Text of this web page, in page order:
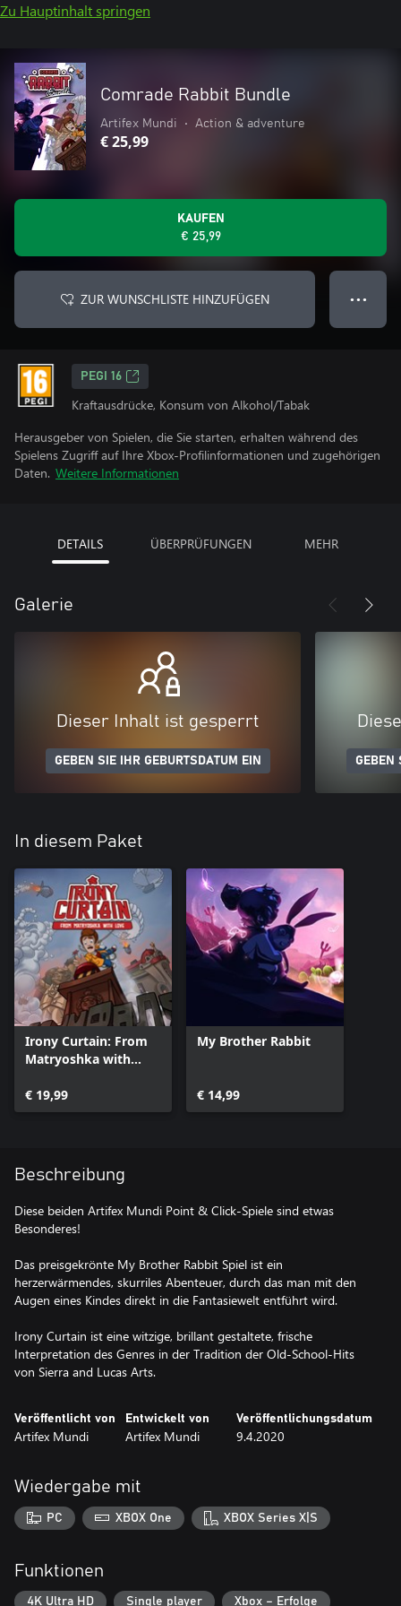
Zu Hauptinhalt springen
Comrade Rabbit Bundle
Artifex Mundi • Action & adventure
€ 25,99
KAUFEN
€ 25,99
ZUR WUNSCHLISTE HINZUFÜGEN ● ● ●
PEGI 16
Kraftausdrücke, Konsum von Alkohol/Tabak
Herausgeber von Spielen, die Sie starten, erhalten während des
Spielens Zugriff auf Ihre Xbox-Profilinformationen und zugehörigen
Daten. Weitere Informationen
DETAILS ÜBERPRÜFUNGEN MEHR
Galerie
Dieser Inhalt ist gesperrt
GEBEN SIE IHR GEBURTSDATUM EIN GEBEN
In diesem Paket
Irony Curtain: From
Matryoshka with
€ 19,99
My Brother Rabbit
€ 14,99
Beschreibung
Diese beiden Artifex Mundi Point & Click-Spiele sind etwas
Besonderes!
Das preisgekrönte My Brother Rabbit Spiel ist ein
herzerwärmendes, skurriles Abenteuer, durch das man mit den
Augen eines Kindes direkt in die Fantasiewelt entführt wird.
Irony Curtain ist eine witzige, brillant gestaltete, frische
Interpretation des Genres in der Tradition der Old-School-Hits
von Sierra and Lucas Arts.
Veröffentlicht von
Artifex Mundi
Entwickelt von
Artifex Mundi
Veröffentlichungsdatum
9.4.2020
Wiedergabe mit
PC XBOX One XBOX Series X|S
Funktionen
4K Ultra HD Single player Xbox – Erfolge